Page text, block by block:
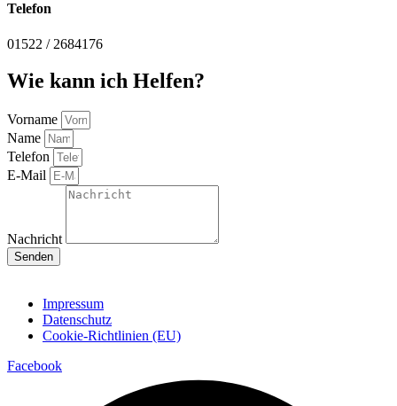
Telefon
01522 / 2684176
Wie kann ich Helfen?
Vorname
Name
Telefon
E-Mail
Nachricht
Senden
Impressum
Datenschutz
Cookie-Richtlinien (EU)
Facebook